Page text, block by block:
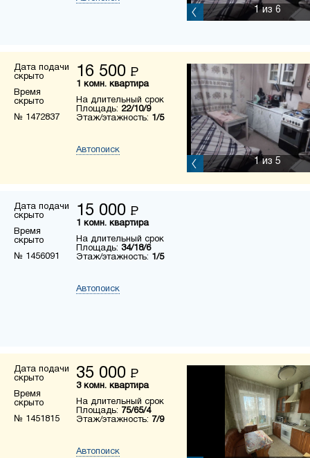
1из 6
Дата подачи
скрыто
Время
скрыто
№ 1472837
16 500 Р
1 комн. квартира
На длительный срок
Площадь: 22/10/9
Этаж/этажность: 1/5
Автопоиск
1из 5
Дата подачи
скрыто
Время
скрыто
№ 1456091
15 000 Р
1 комн. квартира
На длительный срок
Площадь: 34/18/6
Этаж/этажность: 1/5
Автопоиск
Дата подачи
скрыто
Время
скрыто
№ 1451815
35 000 Р
3 комн. квартира
На длительный срок
Площадь: 75/65/4
Этаж/этажность: 7/9
Автопоиск